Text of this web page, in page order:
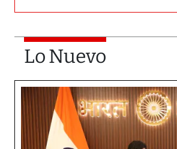
Lo Nuevo